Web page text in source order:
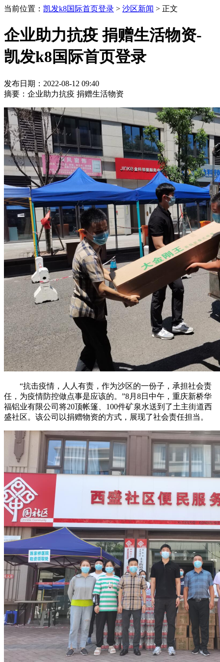
当前位置： 凯发k8国际首页登录 > 沙区新闻 > 正文
企业助力抗疫 捐赠生活物资-
凯发k8国际首页登录
发布日期：2022-08-12 09:40
摘要：企业助力抗疫 捐赠生活物资
“抗击疫情，人人有责，作为沙区的一份子，承担社会责
任，为疫情防控做点事是应该的。”8月8日中午，重庆新桥华
福铝业有限公司将20顶帐篷、100件矿泉水送到了土主街道西
盛社区。该公司以捐赠物资的方式，展现了社会责任担当。